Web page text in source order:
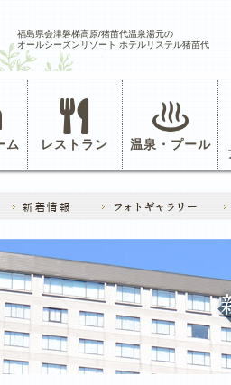
福島県会津磐梯高原/猪苗代温泉湯元の
オールシーズンリゾート ホテルリステル猪苗代
ム レストラン 温泉・プール